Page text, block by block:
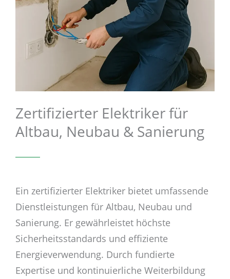
Zertifizierter Elektriker für
Altbau, Neubau & Sanierung
Ein zertifizierter Elektriker bietet umfassende
Dienstleistungen für Altbau, Neubau und
Sanierung. Er gewährleistet höchste
Sicherheitsstandards und effiziente
Energieverwendung. Durch fundierte
Expertise und kontinuierliche Weiterbildung